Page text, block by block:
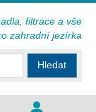
Hledat
filtrace a vše
zahradní jezírka